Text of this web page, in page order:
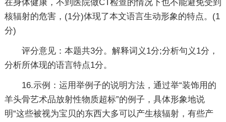
在身体健康，不到医院做CT检查的情况下也不能避免受到
核辐射的危害，(1分)体现了本文语言生动形象的特点。(1
分)
评分意见：本题共3分。解释词义1分;分析句义1分，
分析所体现的语言特点1分。
16.示例：运用举例子的说明方法，通过举“装饰用的
羊头骨艺术品放射性物质超标”的例子，具体形象地说
明“这些被视为宝贝的东西大多可以产生核辐射，有些产